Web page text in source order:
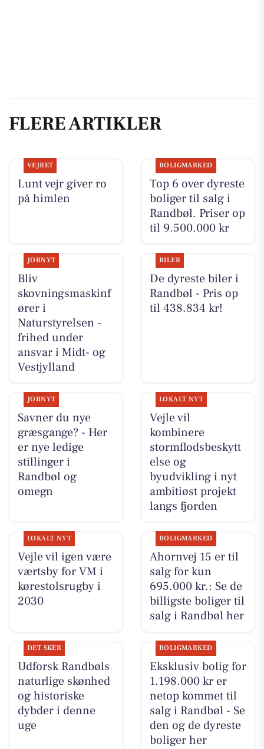
FLERE ARTIKLER
VEJRET
Lunt vejr giver ro
på himlen
BOLIGMARKED
Top 6 over dyreste
boliger til salg i
Randbøl. Priser op
til 9.500.000 kr
JOBNYT
Bliv
skovningsmaskinf
ører i
Naturstyrelsen -
frihed under
ansvar i Midt- og
Vestjylland
BILER
De dyreste biler i
Randbøl - Pris op
til 438.834 kr!
JOBNYT
Savner du nye
græsgange? - Her
er nye ledige
stillinger i
Randbøl og
omegn
LOKALT NYT
Vejle vil
kombinere
stormflodsbeskytt
else og
byudvikling i nyt
ambitiøst projekt
langs fjorden
LOKALT NYT
Vejle vil igen være
værtsby for VM i
kørestolsrugby i
2030
BOLIGMARKED
Ahornvej 15 er til
salg for kun
695.000 kr.: Se de
billigste boliger til
salg i Randbøl her
DET SKER
Udforsk Randbøls
naturlige skønhed
og historiske
dybder i denne
uge
BOLIGMARKED
Eksklusiv bolig for
1.198.000 kr er
netop kommet til
salg i Randbøl - Se
den og de dyreste
boliger her